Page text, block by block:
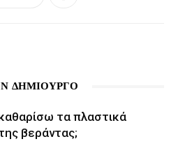
ΔΗΜΙΟΥΡΓΟ
τα πλαστικά
βεράντας;